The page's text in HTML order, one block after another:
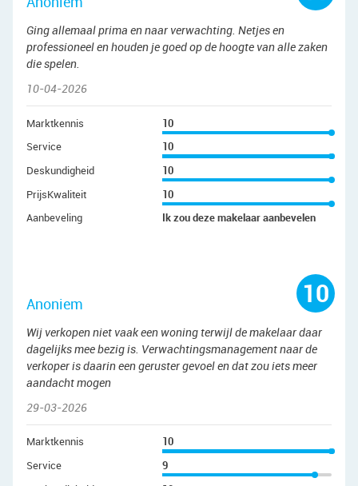
Ging allemaal prima en naar verwachting. Netjes en
professioneel en houden je goed op de hoogte van alle zaken
die spelen.
10-04-2026
Marktkennis
10
Service
10
Deskundigheid
10
PrijsKwaliteit
10
Aanbeveling
Ik zou deze makelaar aanbevelen
10
Anoniem
Wij verkopen niet vaak een woning terwijl de makelaar daar
dagelijks mee bezig is. Verwachtingsmanagement naar de
verkoper is daarin een geruster gevoel en dat zou iets meer
aandacht mogen
29-03-2026
Marktkennis
10
Service
9